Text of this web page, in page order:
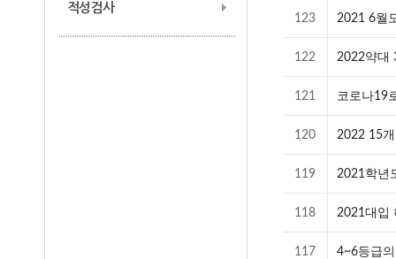
적성검사
123 2021 6월
122 2022약대
121 코로나19
120 2022 15
119 2021학년
118 2021대입
117 4~6등급